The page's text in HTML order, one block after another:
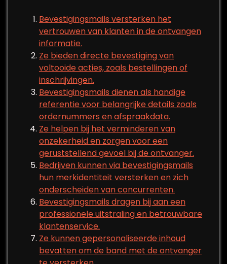
Bevestigingsmails versterken het
vertrouwen van klanten in de ontvangen
informatie.
Ze bieden directe bevestiging van
voltooide acties, zoals bestellingen of
inschrijvingen.
Bevestigingsmails dienen als handige
referentie voor belangrijke details zoals
ordernummers en afspraakdata.
Ze helpen bij het verminderen van
onzekerheid en zorgen voor een
geruststellend gevoel bij de ontvanger.
Bedrijven kunnen via bevestigingsmails
hun merkidentiteit versterken en zich
onderscheiden van concurrenten.
Bevestigingsmails dragen bij aan een
professionele uitstraling en betrouwbare
klantenservice.
Ze kunnen gepersonaliseerde inhoud
bevatten om de band met de ontvanger